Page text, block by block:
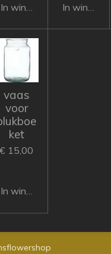
In winkelwagenIn
vaas
voor
ket
€ 15,00
In winkelwagen